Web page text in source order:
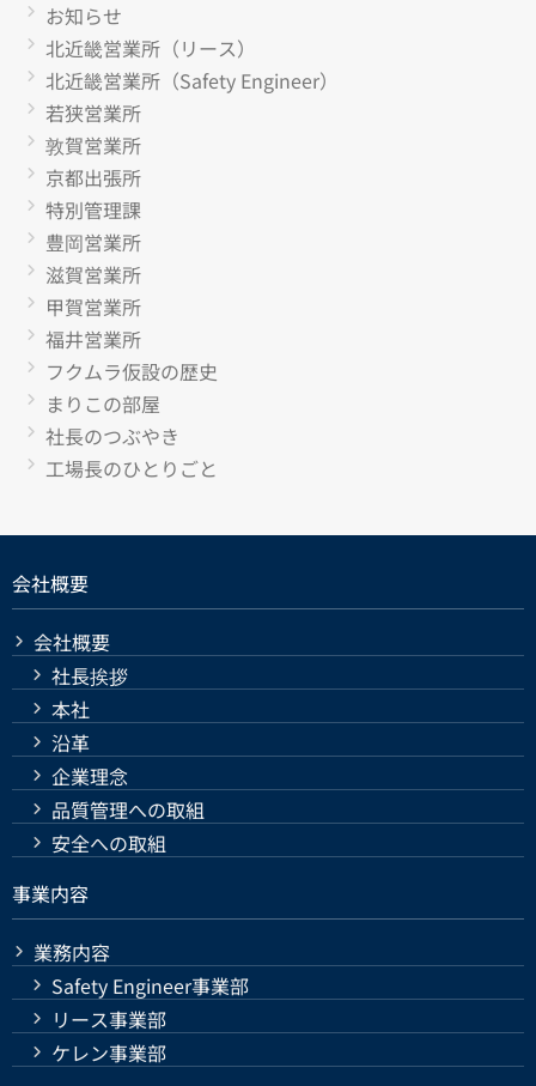
お知らせ
北近畿営業所（リース）
北近畿営業所（Safety Engineer）
若狭営業所
敦賀営業所
京都出張所
特別管理課
豊岡営業所
滋賀営業所
甲賀営業所
福井営業所
フクムラ仮設の歴史
まりこの部屋
社長のつぶやき
工場長のひとりごと
会社概要
会社概要
社長挨拶
本社
沿革
企業理念
品質管理への取組
安全への取組
事業内容
業務内容
Safety Engineer事業部
リース事業部
ケレン事業部